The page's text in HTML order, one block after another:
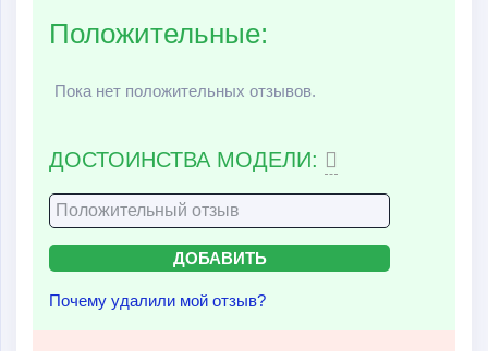
Положительные:
Пока нет положительных отзывов.
ДОСТОИНСТВА МОДЕЛИ:
Почему удалили мой отзыв?